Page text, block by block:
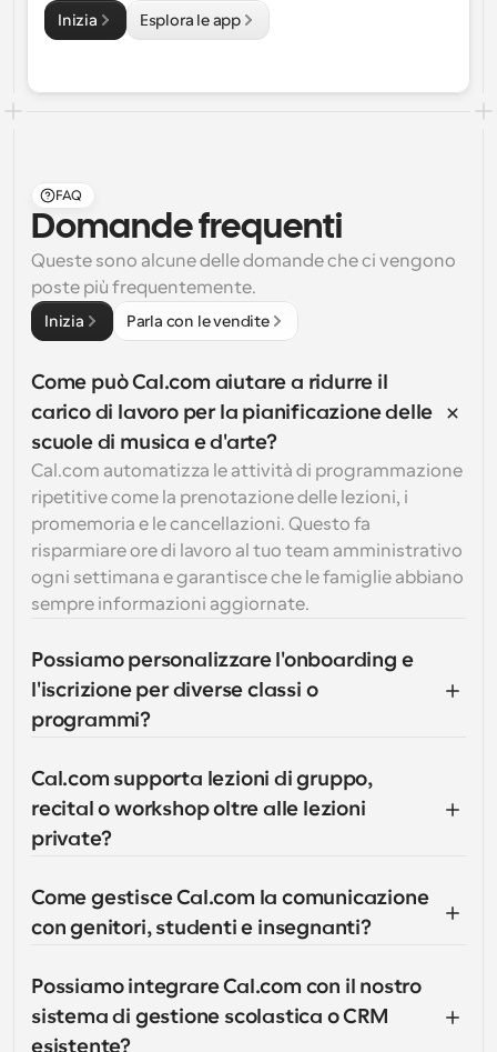
Inizia Esplora le app
FAQ
Domande frequenti
Queste sono alcune delle domande che ci vengono
poste più frequentemente.
Inizia Parla con le vendite
Come può Cal.com aiutare a ridurre il
carico di lavoro per la pianificazione delle
scuole di musica e d'arte?
Cal.com automatizza le attività di programmazione
ripetitive come la prenotazione delle lezioni, i
promemoria e le cancellazioni. Questo fa
risparmiare ore di lavoro al tuo team amministrativo
ogni settimana e garantisce che le famiglie abbiano
sempre informazioni aggiornate.
Possiamo personalizzare l'onboarding e
l'iscrizione per diverse classi o
programmi?
Cal.com supporta lezioni di gruppo,
recital o workshop oltre alle lezioni
private?
Come gestisce Cal.com la comunicazione
con genitori, studenti e insegnanti?
Possiamo integrare Cal.com con il nostro
sistema di gestione scolastica o CRM
esistente?